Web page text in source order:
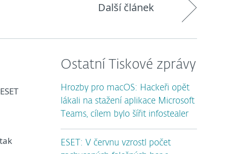
Další článek
Ostatní Tiskové zprávy
Hrozby pro macOS: Hackeři opět
lákali na stažení aplikace Microsoft
Teams, cílem bylo šířit infostealer
ESET: V červnu vzrostl počet